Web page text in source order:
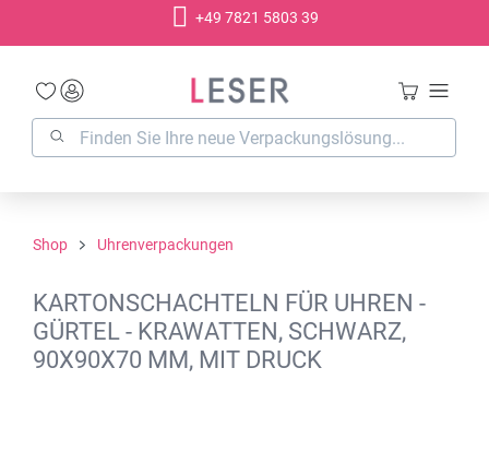
+49 7821 5803 39
Shop Uhrenverpackungen
KARTONSCHACHTELN FÜR UHREN -
GÜRTEL - KRAWATTEN, SCHWARZ,
90X90X70 MM, MIT DRUCK